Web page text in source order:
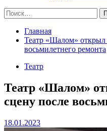
Найти:
Главная
Театр «Шалом» открыл
восьмилетнего ремонта
Театр
Театр «Шалом»
сцену после
18.01.2023